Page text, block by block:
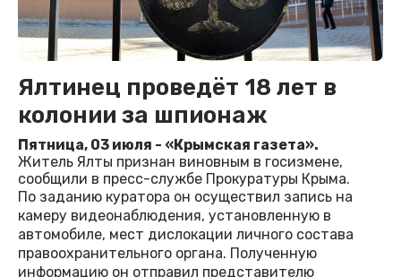
Ялтинец проведёт 18 лет в
колонии за шпионаж
Пятница, 03 июля - «Крымская газета».
Житель Ялты признан виновным в госизмене,
сообщили в пресс-службе Прокуратуры Крыма.
По заданию куратора он осуществил запись на
камеру видеонаблюдения, установленную в
автомобиле, мест дислокации личного состава
правоохранительного органа. Полученную
информацию он отправил представителю